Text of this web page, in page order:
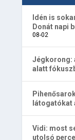
Idén is
Donát napi
08-02
Jégkorong:
alatt
látogatókat
Vidi: most
utolsó